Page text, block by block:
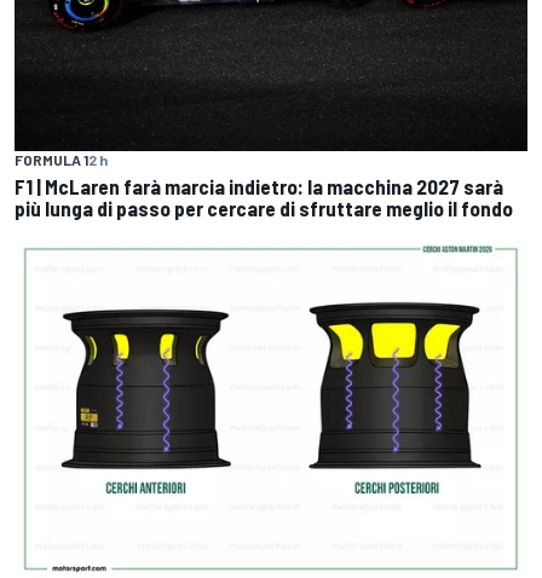
FORMULA 12 h
F1 | McLaren farà marcia indietro: la macchina 2027 sarà
più lunga di passo per cercare di sfruttare meglio il fondo